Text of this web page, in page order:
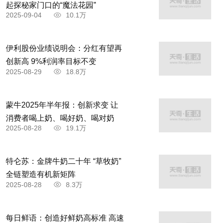
起探秘家门口的“魔法花园”
2025-09-04 10.1万
伊利股份业绩说明会：分红有望再
创新高 9%利润率目标不变
2025-08-29 18.8万
蒙牛2025年半年报：创新求变 让
消费者喝上奶、喝好奶、喝对奶
2025-08-28 19.1万
特仑苏：金牌牛奶二十年 “草牧奶”
全链塑造有机新矩阵
2025-08-28 8.3万
每日鲜语：创造好鲜奶高标准 高速